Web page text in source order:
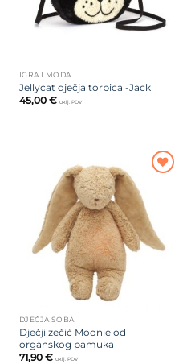
IGRA I MODA
Jellycat dječja torbica -Jack
45,00 € uklj. PDV
na listu
DJEČJA SOBA
Dječji zečić Moonie od
organskog pamuka
71,90 € uklj. PDV